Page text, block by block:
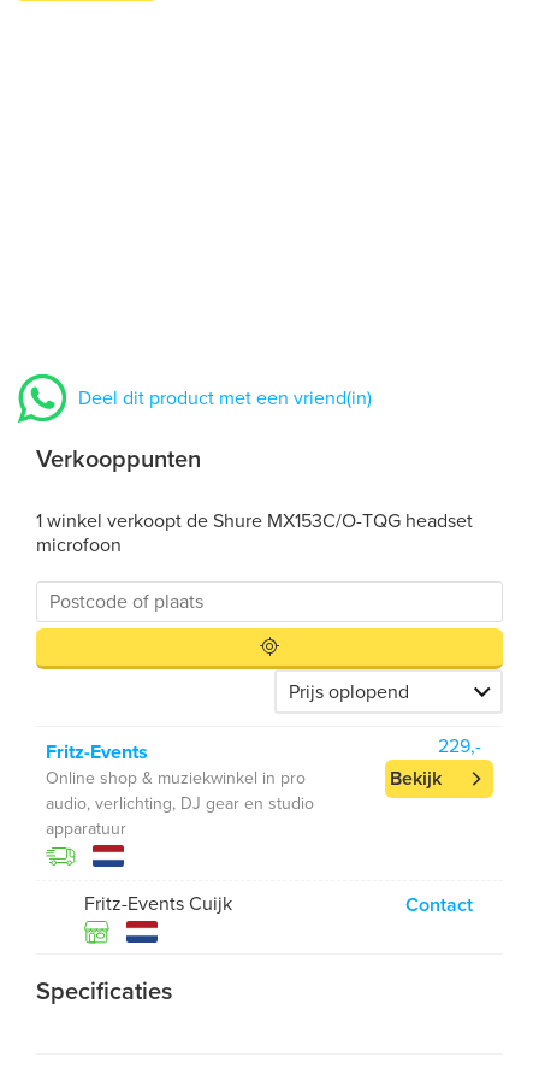
Deel dit product met een vriend(in)
Verkooppunten
1 winkel verkoopt de Shure MX153C/O-TQG headset
microfoon
Fritz-Events
Online shop & muziekwinkel in pro
audio, verlichting, DJ gear en studio
apparatuur
229,-
Bekijk
Fritz-Events Cuijk Contact
Specificaties